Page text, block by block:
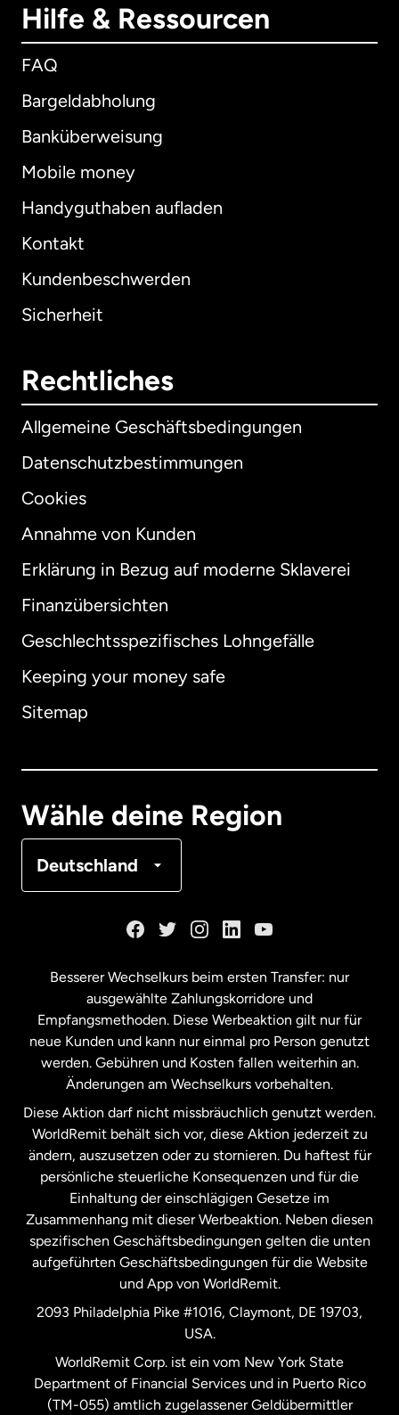
Hilfe & Ressourcen
FAQ
Bargeldabholung
Banküberweisung
Mobile money
Handyguthaben aufladen
Kontakt
Kundenbeschwerden
Sicherheit
Rechtliches
Allgemeine Geschäftsbedingungen
Datenschutzbestimmungen
Cookies
Annahme von Kunden
Erklärung in Bezug auf moderne Sklaverei
Finanzübersichten
Geschlechtsspezifisches Lohngefälle
Keeping your money safe
Sitemap
Wähle deine Region
Deutschland
International English
Australien
Malaysia
Neuseeland
Niederlande
Schweden
Spanien
Vereinigte Staaten English
Vereinigte Staaten
Vereinigtes Königreich
Besserer Wechselkurs beim ersten Transfer: nur
ausgewählte Zahlungskorridore und
Empfangsmethoden. Diese Werbeaktion gilt nur für
neue Kunden und kann nur einmal pro Person genutzt
werden. Gebühren und Kosten fallen weiterhin an.
Änderungen am Wechselkurs vorbehalten.
Diese Aktion darf nicht missbräuchlich genutzt werden.
WorldRemit behält sich vor, diese Aktion jederzeit zu
ändern, auszusetzen oder zu stornieren. Du haftest für
persönliche steuerliche Konsequenzen und für die
Einhaltung der einschlägigen Gesetze im
Zusammenhang mit dieser Werbeaktion. Neben diesen
spezifischen Geschäftsbedingungen gelten die unten
aufgeführten Geschäftsbedingungen für die Website
und App von WorldRemit.
2093 Philadelphia Pike #1016, Claymont, DE 19703,
USA.
WorldRemit Corp. ist ein vom New York State
Department of Financial Services und in Puerto Rico
(TM-055) amtlich zugelassener Geldübermittler